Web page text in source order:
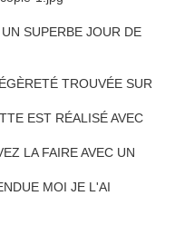
SUPERBE JOUR DE
TROUVÉE SUR
EST RÉALISÉ AVEC
LA FAIRE AVEC UN
MOI JE L'AI